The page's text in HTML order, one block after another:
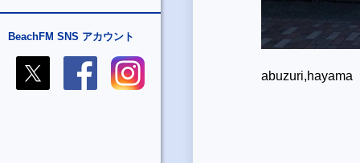
BeachFM SNS アカウント
abuzuri,hayama